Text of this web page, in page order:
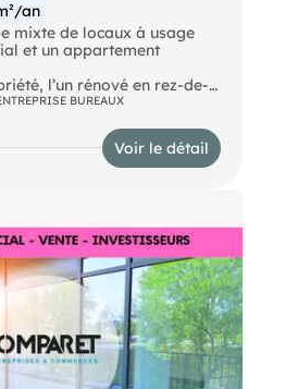
an
mixte de locaux à usage
et un appartement
l’un rénové en rez-de-
d’extraction d’air, d’une
audessus au 1er étage,
3 pièces, d’une surface
au centre-ville d’Aix-les-
100 € HT/mois,
DPE en cours. Les
auxquels ce bien est
sur le site Géorisques :
BUREAUX
Voir le détail